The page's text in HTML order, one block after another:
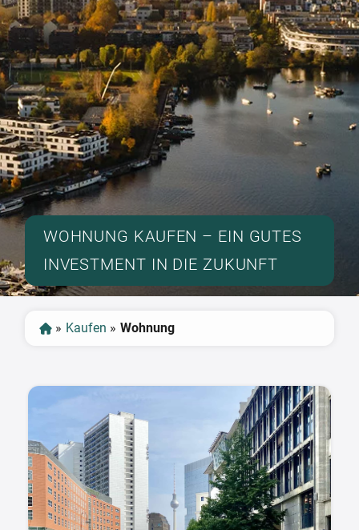
WOHNUNG KAUFEN – EIN GUTES
INVESTMENT IN DIE ZUKUNFT
» Kaufen » Wohnung